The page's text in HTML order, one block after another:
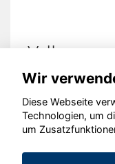
©
Wir
Diese Webseite
Technologien, um
um